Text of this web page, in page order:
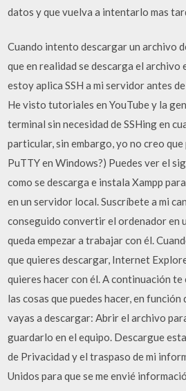
datos y que vuelva a intentarlo mas
Cuando intento descargar un archivo
que en realidad se descarga el archivo
estoy aplica SSH a mi servidor antes
He visto tutoriales en YouTube y la
terminal sin necesidad de SSHing en
particular, sin embargo, yo no creo
PuTTY en Windows?) Puedes ver el
como se descarga e instala Xampp
en un servidor local. Suscríbete a mi
conseguido convertir el ordenador en
queda empezar a trabajar con él.
que quieres descargar, Internet
quieres hacer con él. A continuación te
las cosas que puedes hacer, en
vayas a descargar: Abrir el archivo
guardarlo en el equipo. Descargue
de Privacidad y el traspaso de mi
Unidos para que se me envié